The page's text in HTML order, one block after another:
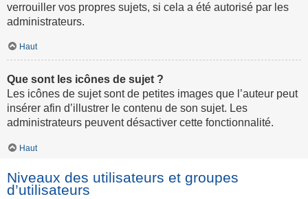
verrouiller vos propres sujets, si cela a été autorisé par les
administrateurs.
Haut
Que sont les icônes de sujet ?
Les icônes de sujet sont de petites images que l’auteur peut
insérer afin d’illustrer le contenu de son sujet. Les
administrateurs peuvent désactiver cette fonctionnalité.
Haut
Niveaux des utilisateurs et groupes
d’utilisateurs